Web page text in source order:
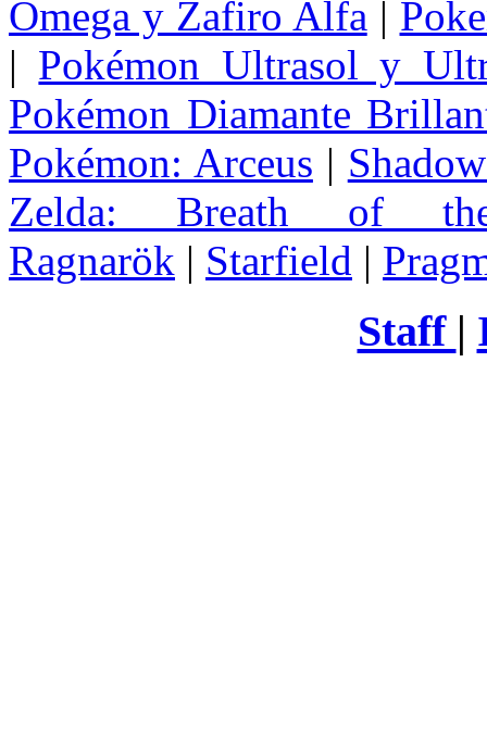
Omega y Zafiro Alfa |
| Pokémon Ultrasol y
Pokémon Diamante
Pokémon: Arceus |
Zelda: Breath of
Ragnarök | Starfield |
Staff |